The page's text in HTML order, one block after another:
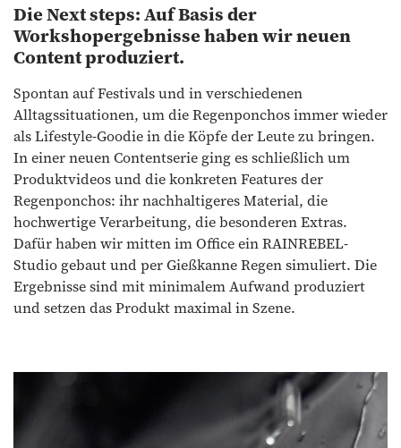
Die Next steps: Auf Basis der
Workshopergebnisse haben wir neuen
Content produziert.
Spontan auf Festivals und in verschiedenen
Alltagssituationen, um die Regenponchos immer wieder
als Lifestyle-Goodie in die Köpfe der Leute zu bringen.
In einer neuen Contentserie ging es schließlich um
Produktvideos und die konkreten Features der
Regenponchos: ihr nachhaltigeres Material, die
hochwertige Verarbeitung, die besonderen Extras.
Dafür haben wir mitten im Office ein RAINREBEL-
Studio gebaut und per Gießkanne Regen simuliert. Die
Ergebnisse sind mit minimalem Aufwand produziert
und setzen das Produkt maximal in Szene.